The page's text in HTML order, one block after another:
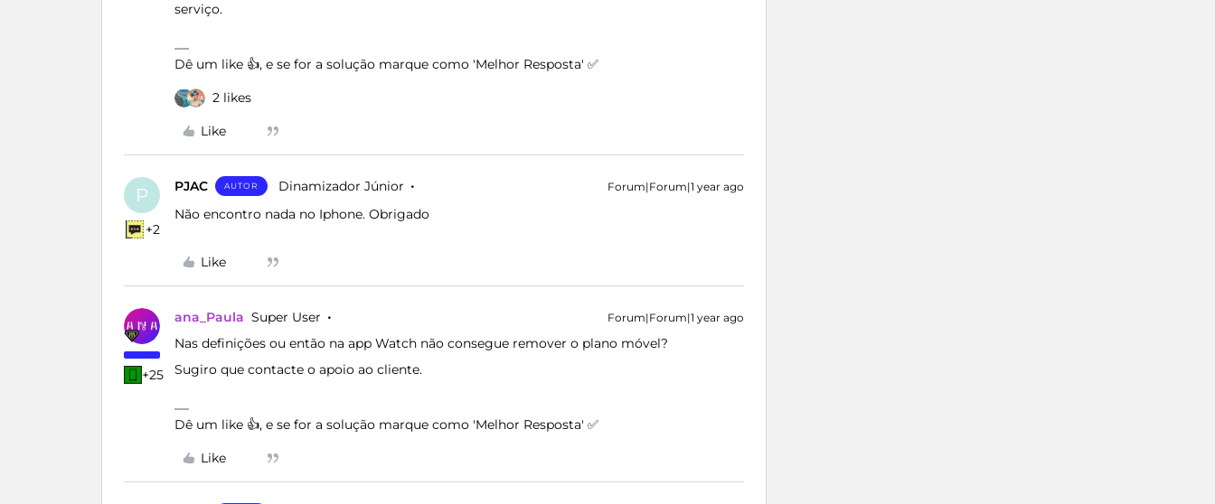
serviço.
Dê um like 👍, e se for a solução marque como 'Melhor Resposta' ✅
2 likes
Like
P
+2
PJAC AUTOR Dinamizador Júnior Forum|Forum|1 year ago
Não encontro nada no Iphone. Obrigado
Like
+25
ana_Paula Super User Forum|Forum|1 year ago
Nas definições ou então na app Watch não consegue remover o plano móvel?
Sugiro que contacte o apoio ao cliente.
Dê um like 👍, e se for a solução marque como 'Melhor Resposta' ✅
Like